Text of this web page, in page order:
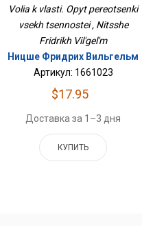
Volia k vlasti. Opyt pereotsenki
vsekh tsennostei , Nitsshe
Fridrikh Vil'gel'm
Ницше Фридрих Вильгельм
Артикул: 1661023
$17.95
Доставка за 1–3 дня
КУПИТЬ